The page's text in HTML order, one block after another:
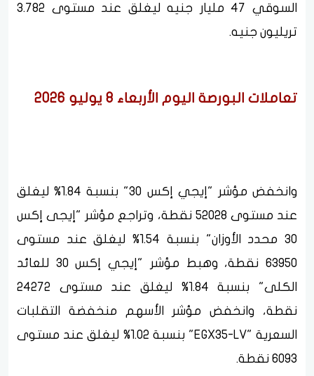
السوقي 47 مليار جنيه ليغلق عند مستوى 3.782
تريليون جنيه.
تعاملات البورصة اليوم الأربعاء 8 يوليو 2026
وانخفض مؤشر "إيجي إكس 30" بنسبة 1.84% ليغلق
عند مستوى 52028 نقطة، وتراجع مؤشر "إيجى إكس
30 محدد الأوزان" بنسبة 1.54% ليغلق عند مستوى
63950 نقطة، وهبط مؤشر "إيجي إكس 30 للعائد
الكلى" بنسبة 1.84% ليغلق عند مستوى 24272
نقطة، وانخفض مؤشر الأسهم منخفضة التقلبات
السعرية "EGX35-LV" بنسبة 1.02% ليغلق عند مستوى
6093 نقطة.